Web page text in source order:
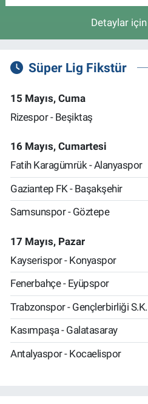
Detaylar için
Süper Lig Fikstür
15 Mayıs, Cuma
Rizespor - Beşiktaş
16 Mayıs, Cumartesi
Fatih Karagümrük - Alanyaspor
Gaziantep FK - Başakşehir
Samsunspor - Göztepe
17 Mayıs, Pazar
Kayserispor - Konyaspor
Fenerbahçe - Eyüpspor
Trabzonspor - Gençlerbirliği S.K.
Kasımpaşa - Galatasaray
Antalyaspor - Kocaelispor